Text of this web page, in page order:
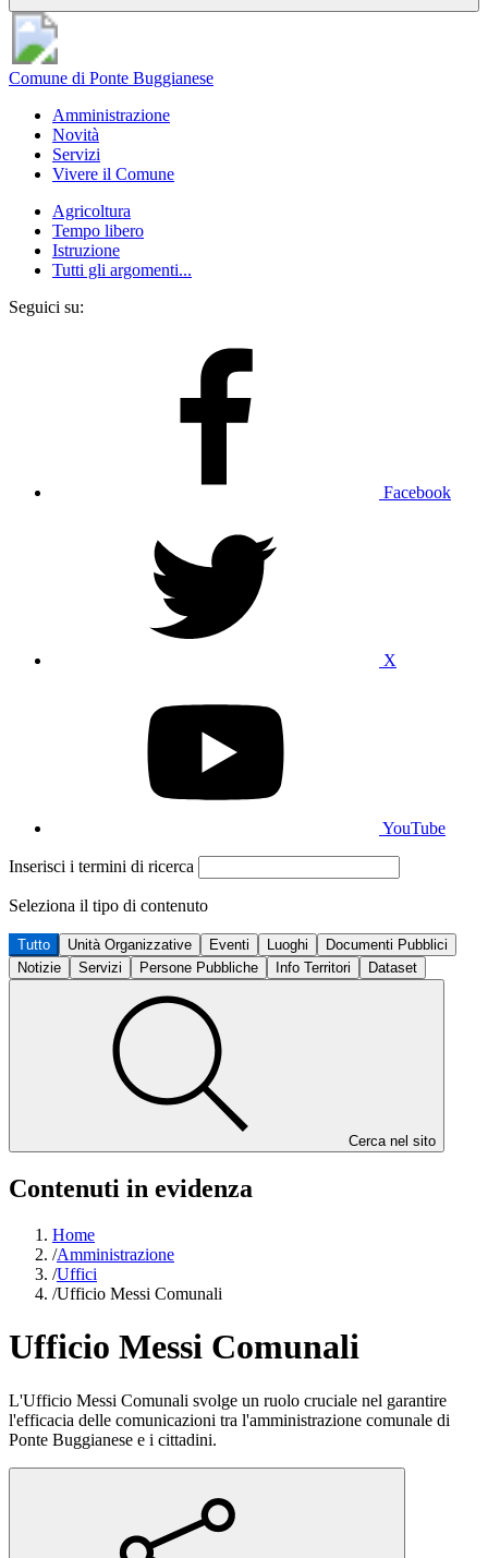
Comune di Ponte Buggianese
Amministrazione
Novità
Servizi
Vivere il Comune
Agricoltura
Tempo libero
Istruzione
Tutti gli argomenti...
Seguici su:
Facebook
X
YouTube
Inserisci i termini di ricerca
Seleziona il tipo di contenuto
Tutto Unità Organizzative Eventi Luoghi
Documenti Pubblici
Notizie
Servizi Persone Pubbliche Info Territori Dataset
Cerca nel sito
Contenuti in evidenza
Home
/Amministrazione
/Uffici
/Ufficio Messi Comunali
Ufficio Messi Comunali
L'Ufficio Messi Comunali svolge un ruolo cruciale nel garantire
l'efficacia delle comunicazioni tra l'amministrazione comunale di
Ponte Buggianese e i cittadini.